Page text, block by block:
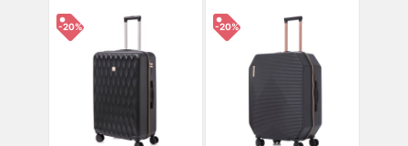
-20% -20%